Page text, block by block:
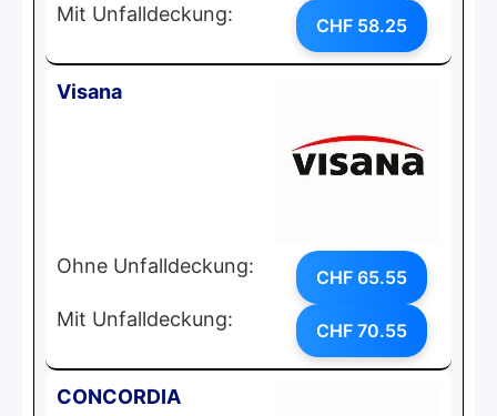
Mit Unfalldeckung: CHF 58.25
Visana
Ohne Unfalldeckung: CHF 65.55
Mit Unfalldeckung: CHF 70.55
CONCORDIA